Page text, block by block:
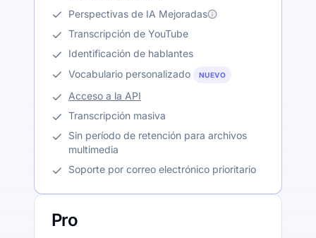
Perspectivas de IA Mejoradas
Transcripción de YouTube
Identificación de hablantes
Vocabulario personalizado
NUEVO
Acceso a la API
Transcripción masiva
Sin período de retención para archivos
multimedia
Soporte por correo electrónico prioritario
Pro